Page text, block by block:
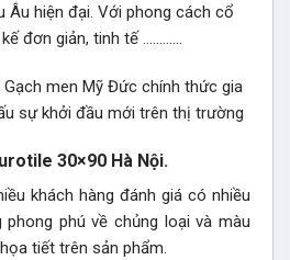
Âu hiện đại. Với phong cách cổ
đơn giản, tinh tế …………
men Mỹ Đức chính thức gia
sự khởi đầu mới trên thị trường
30×90 Hà Nội.
khách hàng đánh giá có nhiều
phú về chủng loại và màu
tiết trên sản phẩm.